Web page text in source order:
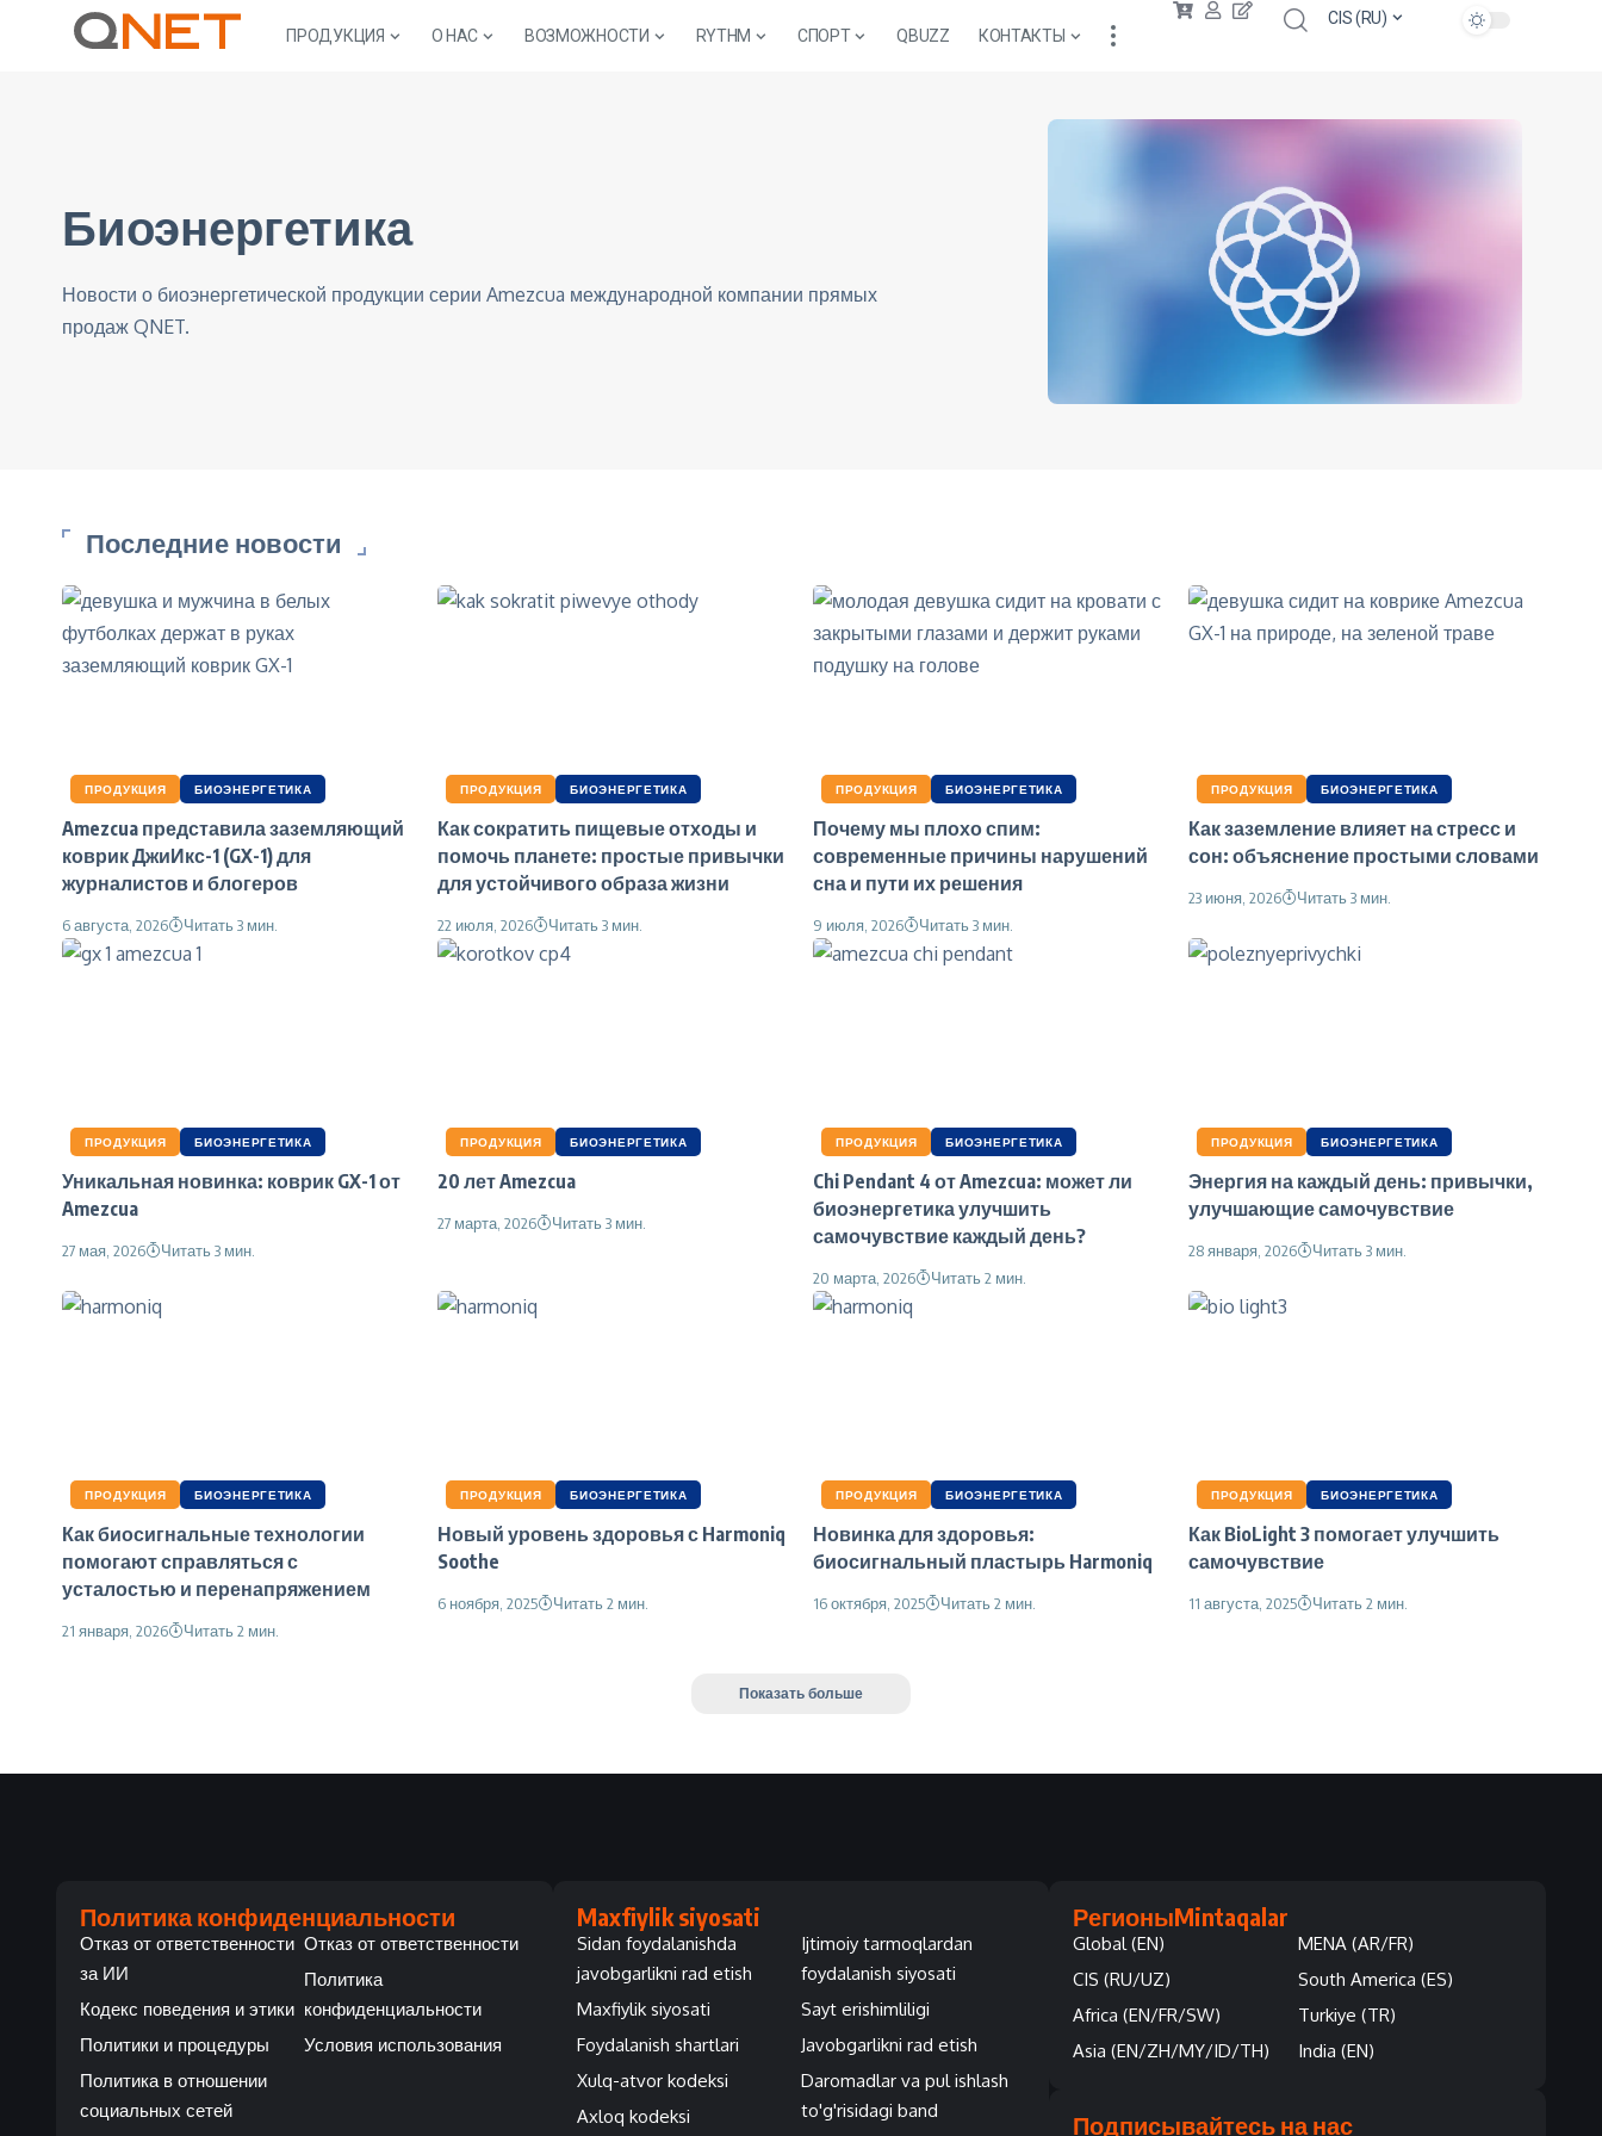
ПРОДУКЦИЯ О НАС ВОЗМОЖНОСТИ RYTHM СПОРТ QBUZZ КОНТАКТЫ
CIS (RU)
Биоэнергетика
Новости о биоэнергетической продукции серии Amezcua международной компании прямых
продаж QNET.
Последние новости
ПРОДУКЦИЯ БИОЭНЕРГЕТИКА
Amezcua представила заземляющий
коврик ДжиИкс-1 (GX-1) для
журналистов и блогеров
6 августа, 2026 Читать 3 мин.
ПРОДУКЦИЯ БИОЭНЕРГЕТИКА
Как сократить пищевые отходы и
помочь планете: простые привычки
для устойчивого образа жизни
22 июля, 2026 Читать 3 мин.
ПРОДУКЦИЯ БИОЭНЕРГЕТИКА
Почему мы плохо спим:
современные причины нарушений
сна и пути их решения
9 июля, 2026 Читать 3 мин.
ПРОДУКЦИЯ БИОЭНЕРГЕТИКА
Как заземление влияет на стресс и
сон: объяснение простыми словами
23 июня, 2026 Читать 3 мин.
ПРОДУКЦИЯ БИОЭНЕРГЕТИКА
Уникальная новинка: коврик GX-1 от
Amezcua
27 мая, 2026 Читать 3 мин.
ПРОДУКЦИЯ БИОЭНЕРГЕТИКА
20 лет Amezcua
27 марта, 2026 Читать 3 мин.
ПРОДУКЦИЯ БИОЭНЕРГЕТИКА
Chi Pendant 4 от Amezcua: может ли
биоэнергетика улучшить
самочувствие каждый день?
20 марта, 2026 Читать 2 мин.
ПРОДУКЦИЯ БИОЭНЕРГЕТИКА
Энергия на каждый день: привычки,
улучшающие самочувствие
28 января, 2026 Читать 3 мин.
ПРОДУКЦИЯ БИОЭНЕРГЕТИКА
Как биосигнальные технологии
помогают справляться с
усталостью и перенапряжением
21 января, 2026 Читать 2 мин.
ПРОДУКЦИЯ БИОЭНЕРГЕТИКА
Новый уровень здоровья с Harmoniq
Soothe
6 ноября, 2025 Читать 2 мин.
ПРОДУКЦИЯ БИОЭНЕРГЕТИКА
Новинка для здоровья:
биосигнальный пластырь Harmoniq
16 октября, 2025 Читать 2 мин.
ПРОДУКЦИЯ БИОЭНЕРГЕТИКА
Как BioLight 3 помогает улучшить
самочувствие
11 августа, 2025 Читать 2 мин.
Показать больше
Политика конфиденциальности
Отказ от ответственности
за ИИ
Кодекс поведения и этики
Политики и процедуры
Политика в отношении
социальных сетей
Отказ от ответственности
Политика
конфиденциальности
Условия использования
Maxfiylik siyosati
Sidan foydalanishda
javobgarlikni rad etish
Maxfiylik siyosati
Foydalanish shartlari
Xulq-atvor kodeksi
Axloq kodeksi
Ijtimoiy tarmoqlardan
foydalanish siyosati
Sayt erishimliligi
Javobgarlikni rad etish
Daromadlar va pul ishlash
to'g'risidagi band
РегионыMintaqalar
Global (EN)
CIS (RU/UZ)
Africa (EN/FR/SW)
Asia (EN/ZH/MY/ID/TH)
MENA (AR/FR)
South America (ES)
Turkiye (TR)
India (EN)
Подписывайтесь на нас